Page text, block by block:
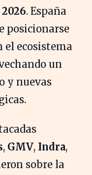
. España
posicionarse
el ecosistema
un
y nuevas
, GMV, Indra,
sobre la